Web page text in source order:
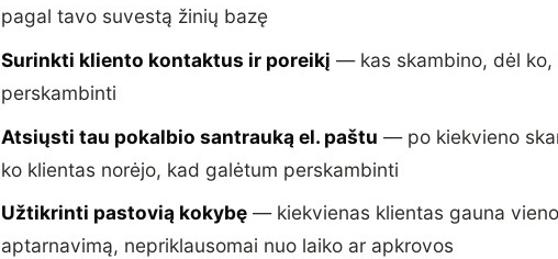
pagal tavo suvestą žinių bazę
Surinkti kliento kontaktus ir poreikį — kas skambino, dėl ko,
perskambinti
Atsiųsti tau pokalbio santrauką el. paštu — po kiekvieno
ko klientas norėjo, kad galėtum perskambinti
Užtikrinti pastovią kokybę — kiekvienas klientas gauna
aptarnavimą, nepriklausomai nuo laiko ar apkrovos